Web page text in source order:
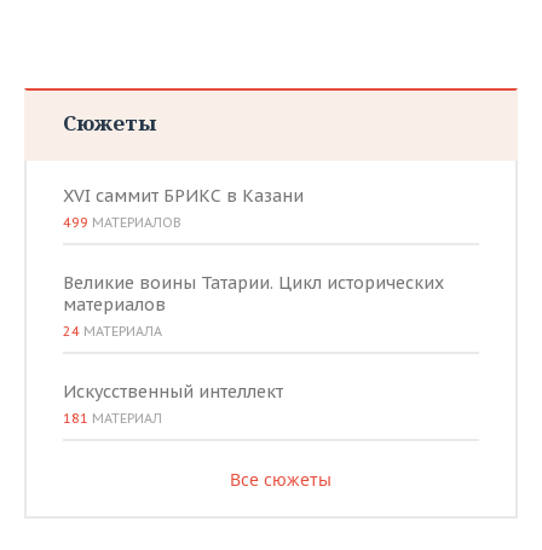
Сюжеты
XVI саммит БРИКС в Казани
499 МАТЕРИАЛОВ
Великие воины Татарии. Цикл исторических
материалов
24 МАТЕРИАЛА
Искусственный интеллект
181 МАТЕРИАЛ
Все сюжеты